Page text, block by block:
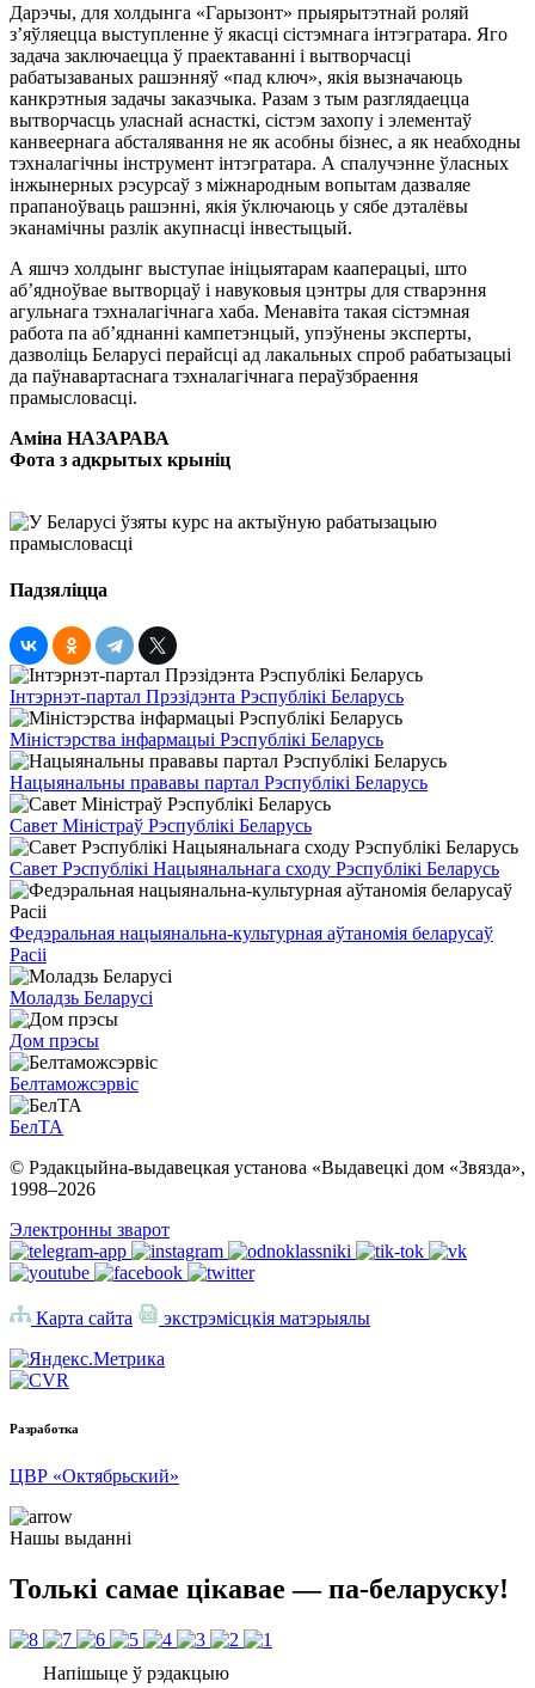
Дарэчы, для холдынга «Гарызонт» прыярытэтнай роляй
з’яўляецца выступленне ў якасці сістэмнага інтэгратара. Яго
задача заключаецца ў праектаванні і вытворчасці
рабатызаваных рашэнняў «пад ключ», якія вызначаюць
канкрэтныя задачы заказчыка. Разам з тым разглядаецца
вытворчасць уласнай аснасткі, сістэм захопу і элементаў
канвеернага абсталявання не як асобны бізнес, а як неабходны
тэхналагічны інструмент інтэгратара. А спалучэнне ўласных
інжынерных рэсурсаў з міжнародным вопытам дазваляе
прапаноўваць рашэнні, якія ўключаюць у сябе дэталёвы
эканамічны разлік акупнасці інвестыцый.
А яшчэ холдынг выступае ініцыятарам кааперацыі, што
аб’ядноўвае вытворцаў і навуковыя цэнтры для стварэння
агульнага тэхналагічнага хаба. Менавіта такая сістэмная
работа па аб’яднанні кампетэнцый, упэўнены эксперты,
дазволіць Беларусі перайсці ад лакальных спроб рабатызацыі
да паўнавартаснага тэхналагічнага пераўзбраення
прамысловасці.
Аміна НАЗАРАВА
Фота з адкрытых крыніц
Падзяліцца
Інтэрнэт-партал Прэзідэнта Рэспублікі Беларусь
Міністэрства інфармацыі Рэспублікі Беларусь
Нацыянальны прававы партал Рэспублікі Беларусь
Савет Міністраў Рэспублікі Беларусь
Савет Рэспублікі Нацыянальнага сходу Рэспублікі Беларусь
Федэральная нацыянальна-культурная аўтаномія беларусаў
Расіі
Моладзь Беларусі
Дом прэсы
Белтаможсэрвіс
БелТА
© Рэдакцыйна-выдавецкая установа «Выдавецкі дом «Звязда»,
1998–2026
Электронны зварот
Карта сайта экстрэмісцкія матэрыялы
Разработка
ЦВР «Октябрьский»
Нашы выданні
Толькі самае цікавае — па-беларуску!
Напішыце ў рэдакцыю